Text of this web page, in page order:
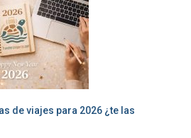
de viajes para 2026 ¿te las